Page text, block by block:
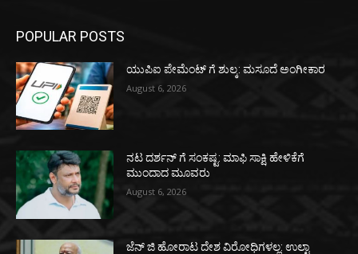
POPULAR POSTS
ಯುಪಿಐ ಪೇಮೆಂಟ್ ಗೆ ಶುಲ್ಕ: ಮಸೂದೆ ಅಂಗೀಕಾರ
August 6, 2026
ನಟ ದರ್ಶನ್ ಗೆ ಸಂಕಷ್ಟ: ಮಾಫಿ ಸಾಕ್ಷಿ ಹೇಳಿಕೆಗೆ
ಮುಂದಾದ ಮೂವರು
August 6, 2026
ಜೆನ್ ಜಿ ಹೋರಾಟ ದೇಶ ವಿರೋಧಿಗಳಲ್ಲ: ಉಲ್ಟಾ